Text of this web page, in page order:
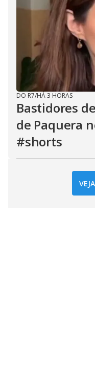
DO R7/HÁ 3 HORAS
Bastidores
de Paquera
#shorts